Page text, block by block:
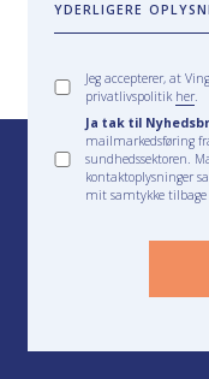
YDERLIGERE
Jeg accepterer, at
privatlivspolitik her
Ja tak til
mailmarkedsføring
sundhedssektoren.
kontaktoplysninger
mit samtykke